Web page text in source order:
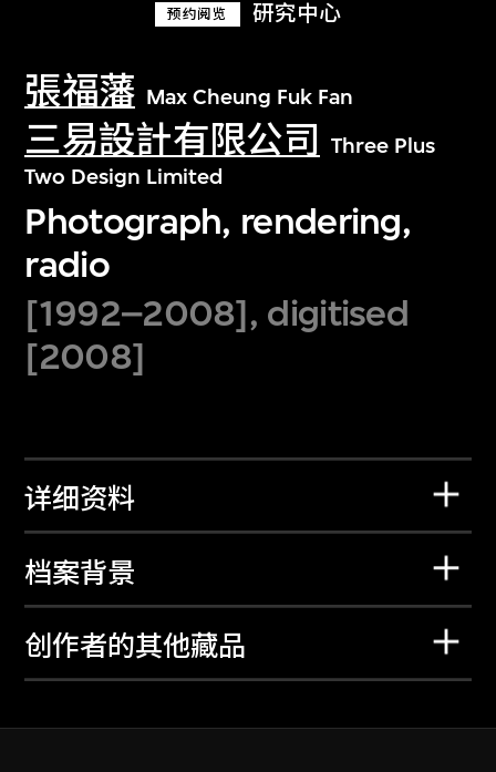
预约阅览 研究中心
張福藩 Max Cheung Fuk Fan
三易設計有限公司
Three Plus
Two Design Limited
Photograph, rendering,
radio
[1992–2008], digitised
[2008]
详细资料
档案背景
创作者的其他藏品
探索世界顶级的二十及二十一世纪视觉
文化藏品。